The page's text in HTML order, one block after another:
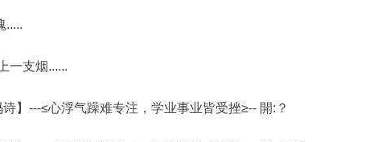
.....
一支烟......
诗】---≤心浮气躁难专注，学业事业皆受挫≥-- 開:？